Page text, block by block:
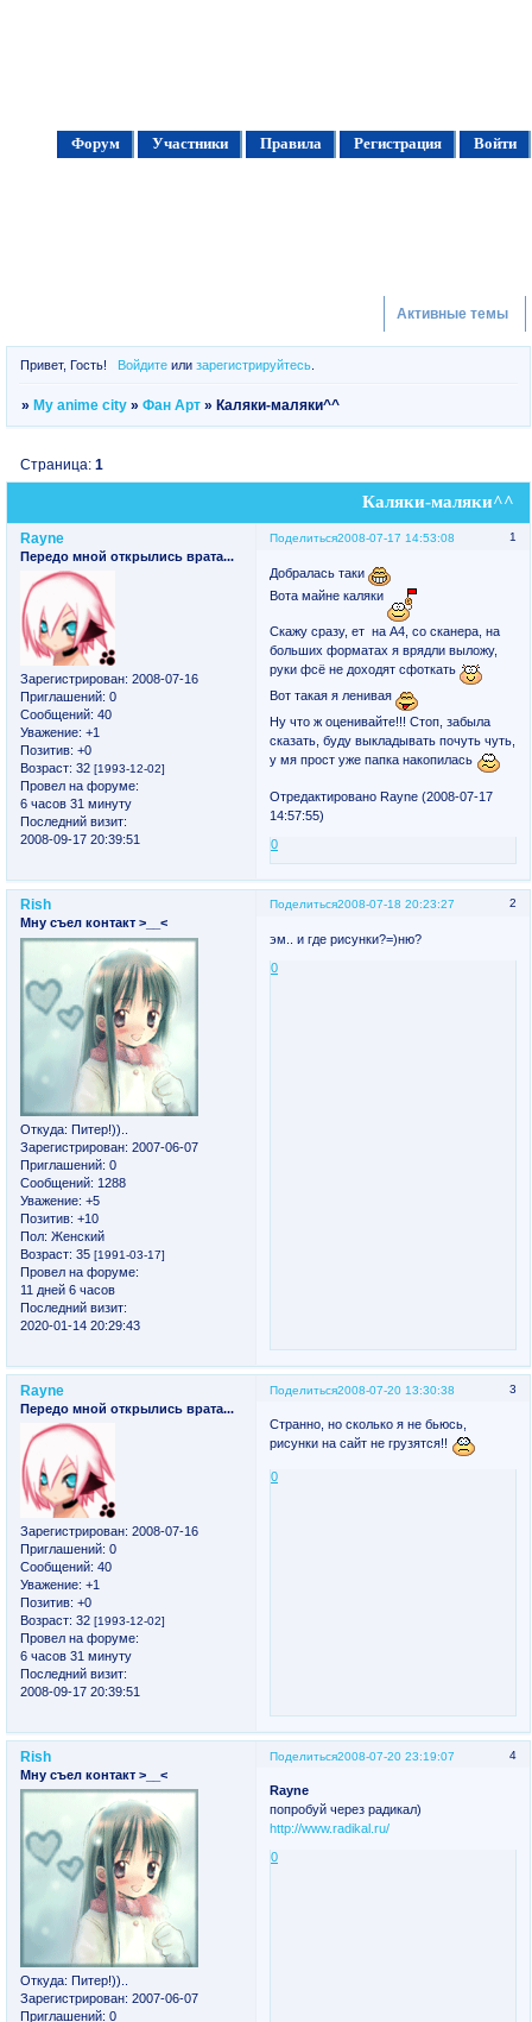
Форум Участники Правила Регистрация Войти
Активные темы
Привет, Гость! Войдитеили зарегистрируйтесь.
»My anime city »Фан Арт »Каляки-маляки^^
Каляки-маляки^^
Страница:1
Поделиться 1
2008-07-17 14:53:08
Rayne
Передо мной открылись врата...
Зарегистрирован: 2008-07-16
Приглашений: 0
Сообщений: 40
Уважение: +1
Позитив: +0
Возраст: 32 [1993-12-02]
Провел на форуме:
6 часов 31 минуту
Последний визит:
2008-09-17 20:39:51
Добралась таки
Вота майне каляки
Скажу сразу, ет на А4, со сканера, на
больших форматах я врядли выложу,
руки фсё не доходят сфоткать
Вот такая я ленивая
Ну что ж оценивайте!!! Стоп, забыла
сказать, буду выкладывать почуть чуть,
у мя прост уже папка накопилась
Отредактировано Rayne (2008-07-17
14:57:55)
0
Поделиться 2
2008-07-18 20:23:27
Rish
Мну съел контакт >__<
Откуда: Питер!))..
Зарегистрирован: 2007-06-07
Приглашений: 0
Сообщений: 1288
Уважение: +5
Позитив: +10
Пол: Женский
Возраст: 35 [1991-03-17]
Провел на форуме:
11 дней 6 часов
Последний визит:
2020-01-14 20:29:43
эм.. и где рисунки?=)ню?
0
Поделиться 3
2008-07-20 13:30:38
Rayne
Передо мной открылись врата...
Зарегистрирован: 2008-07-16
Приглашений: 0
Сообщений: 40
Уважение: +1
Позитив: +0
Возраст: 32 [1993-12-02]
Провел на форуме:
6 часов 31 минуту
Последний визит:
2008-09-17 20:39:51
Странно, но сколько я не бьюсь,
рисунки на сайт не грузятся!!
0
Поделиться 4
2008-07-20 23:19:07
Rish
Мну съел контакт >__<
Откуда: Питер!))..
Зарегистрирован: 2007-06-07
Приглашений: 0
Rayne
попробуй через радикал)
http://www.radikal.ru/
0